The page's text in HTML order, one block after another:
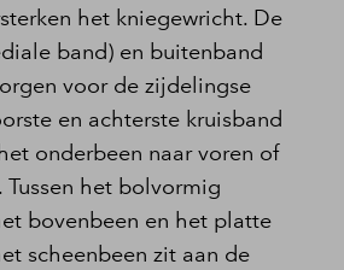
het kniegewricht. De
band) en buitenband
voor de zijdelingse
en achterste kruisband
onderbeen naar voren of
Tussen het bolvormig
bovenbeen en het platte
scheenbeen zit aan de